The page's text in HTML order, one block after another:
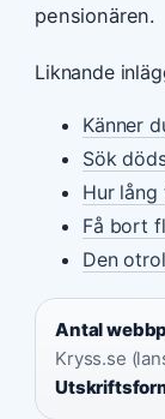
pensionären.
Liknande
Känner
Sök
Hur lång
Få bort
Den
Antal
Kryss.se